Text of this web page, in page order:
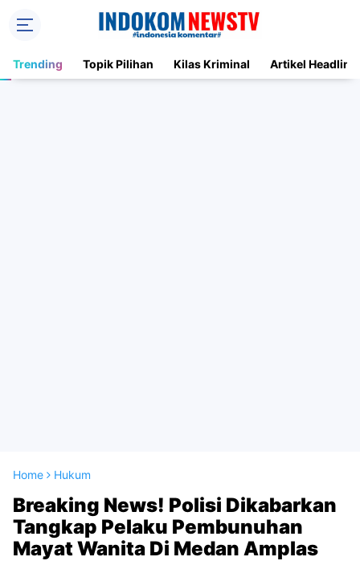
Trending Topik Pilihan Kilas Kriminal Artikel Headline
Home Hukum
Breaking News! Polisi Dikabarkan
Tangkap Pelaku Pembunuhan
Mayat Wanita Di Medan Amplas